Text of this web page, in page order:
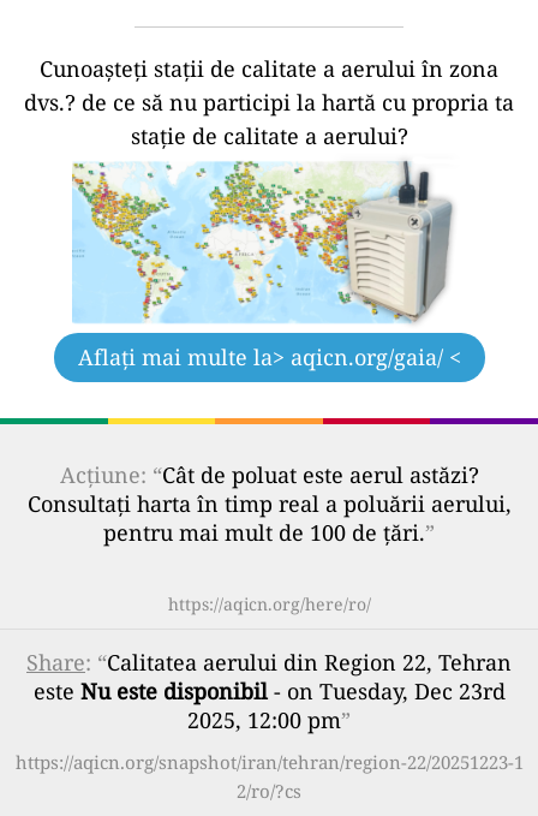
Cunoașteți stații de calitate a aerului în zona
dvs.? de ce să nu participi la hartă cu propria ta
stație de calitate a aerului?
Aflați mai multe la> aqicn.org/gaia/ <
Acțiune: “Cât de poluat este aerul astăzi?
Consultați harta în timp real a poluării aerului,
pentru mai mult de 100 de țări.”
https://aqicn.org/here/ro/
Share: “Calitatea aerului din Region 22, Tehran
este Nu este disponibil- on Tuesday, Dec 23rd
2025, 12:00 pm”
https://aqicn.org/snapshot/iran/tehran/region-22/20251223-1
2/ro/?cs